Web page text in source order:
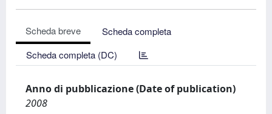
Scheda breve
Scheda completa
Scheda completa (DC)
Anno di pubblicazione (Date of publication)
2008